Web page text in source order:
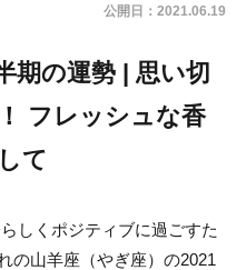
公開日： 2021.06.19
期の運勢 | 思い切
フレッシュな香
て
しくポジティブに過ごすた
の山羊座（やぎ座）の2021